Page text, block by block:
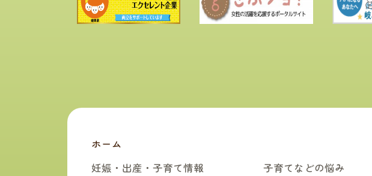
ホーム
妊娠・出産・子育て情報
子育てなどの悩み